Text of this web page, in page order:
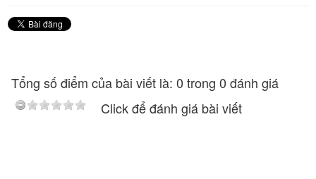
Tổng số điểm của bài viết là: 0 trong 0 đánh giá
Click để đánh giá bài viết